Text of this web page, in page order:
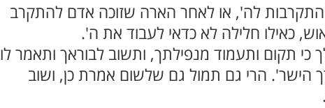
התקרבות לה', או לאחר הארה שזוכה אדם להתקרב
כאילו חלילה לא כדאי לעבוד את ה'.
כי תקום ותעמוד מנפילתך, ותשוב לבוראך ותאמר לו
הישר'. הרי גם תמול גם שלשום אמרת כן, ושוב